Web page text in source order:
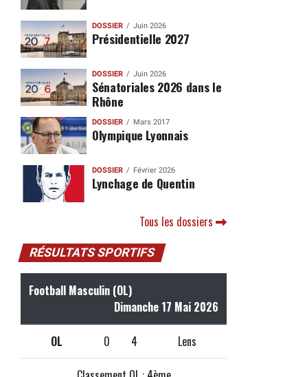
DOSSIER Juin 2026
Présidentielle 2027
DOSSIER Juin 2026
Sénatoriales 2026 dans le
Rhône
DOSSIER Mars 2017
Olympique Lyonnais
DOSSIER Février 2026
Lynchage de Quentin
Tous les dossiers
RÉSULTATS SPORTIFS
Football Masculin (OL)
Dimanche 17 Mai 2026
OL 0 4 Lens